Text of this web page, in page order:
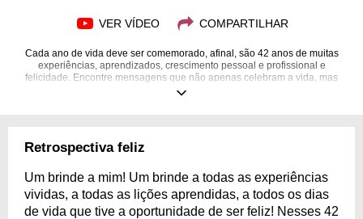
VER VÍDEO COMPARTILHAR
Cada ano de vida deve ser comemorado, afinal, são 42 anos de muitas
experiências, aprendizados, crescimento pessoal e profissional e
felicidade. Encontre mensagens que não apenas celebram a vida, mas
também trazem reflexões sobre esses anos que se passaram e as
Retrospectiva feliz
Um brinde a mim! Um brinde a todas as experiências
vividas, a todas as lições aprendidas, a todos os dias
de vida que tive a oportunidade de ser feliz! Nesses 42